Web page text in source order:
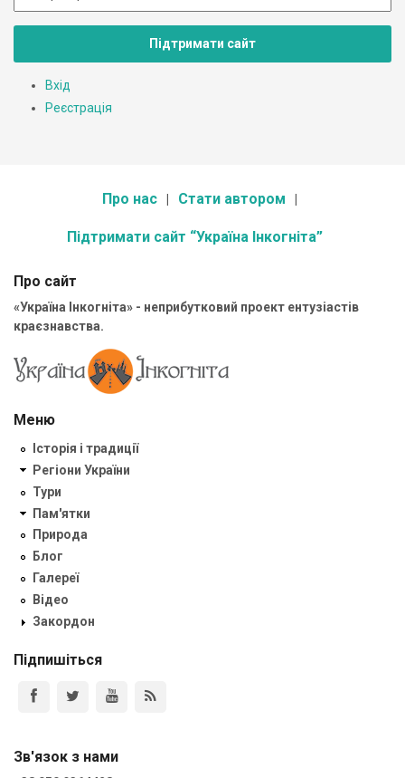
Підтримати сайт
Вхід
Реєстрація
Про нас Стати автором
Підтримати сайт “Україна Інкогніта”
Про сайт
«Україна Інкогніта» - неприбутковий проект ентузіастів
краєзнавства.
Меню
Історія і традиції
Регіони України
Тури
Пам'ятки
Природа
Блог
Галереї
Відео
Закордон
Підпишіться
Зв'язок з нами